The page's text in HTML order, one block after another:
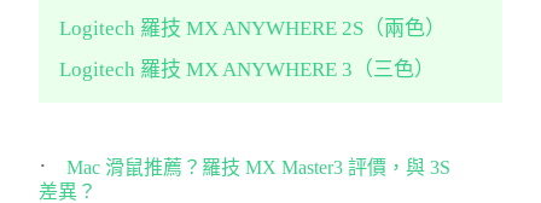
Logitech 羅技 MX ANYWHERE 2S（兩色）
Logitech 羅技 MX ANYWHERE 3（三色）
Mac 滑鼠推薦？羅技 MX Master3 評價，與 3S
差異？